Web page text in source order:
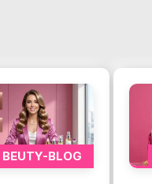
BEUTY-BLOG